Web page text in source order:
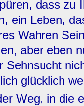
dass zu
ein Leben,
Wahren
aber eben
Sehnsucht
glücklich
Weg, in die